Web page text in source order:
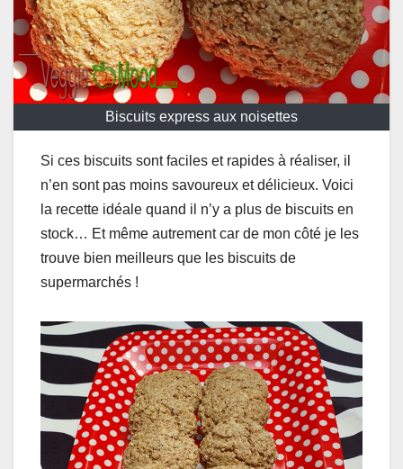
Biscuits express aux noisettes
Si ces biscuits sont faciles et rapides à réaliser, il
n’en sont pas moins savoureux et délicieux. Voici
la recette idéale quand il n’y a plus de biscuits en
stock… Et même autrement car de mon côté je les
trouve bien meilleurs que les biscuits de
supermarchés !